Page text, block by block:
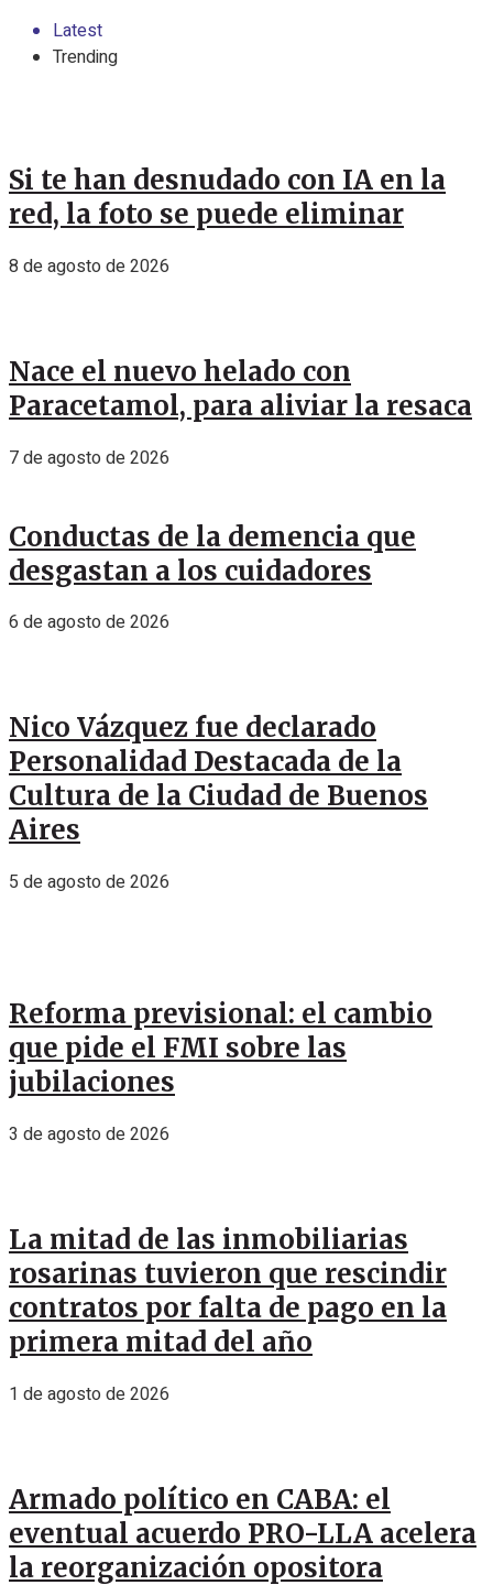
Latest
Trending
Si te han desnudado con IA en la
red, la foto se puede eliminar
8 de agosto de 2026
Nace el nuevo helado con
Paracetamol, para aliviar la resaca
7 de agosto de 2026
Conductas de la demencia que
desgastan a los cuidadores
6 de agosto de 2026
Nico Vázquez fue declarado
Personalidad Destacada de la
Cultura de la Ciudad de Buenos
Aires
5 de agosto de 2026
Reforma previsional: el cambio
que pide el FMI sobre las
jubilaciones
3 de agosto de 2026
La mitad de las inmobiliarias
rosarinas tuvieron que rescindir
contratos por falta de pago en la
primera mitad del año
1 de agosto de 2026
Armado político en CABA: el
eventual acuerdo PRO-LLA acelera
la reorganización opositora